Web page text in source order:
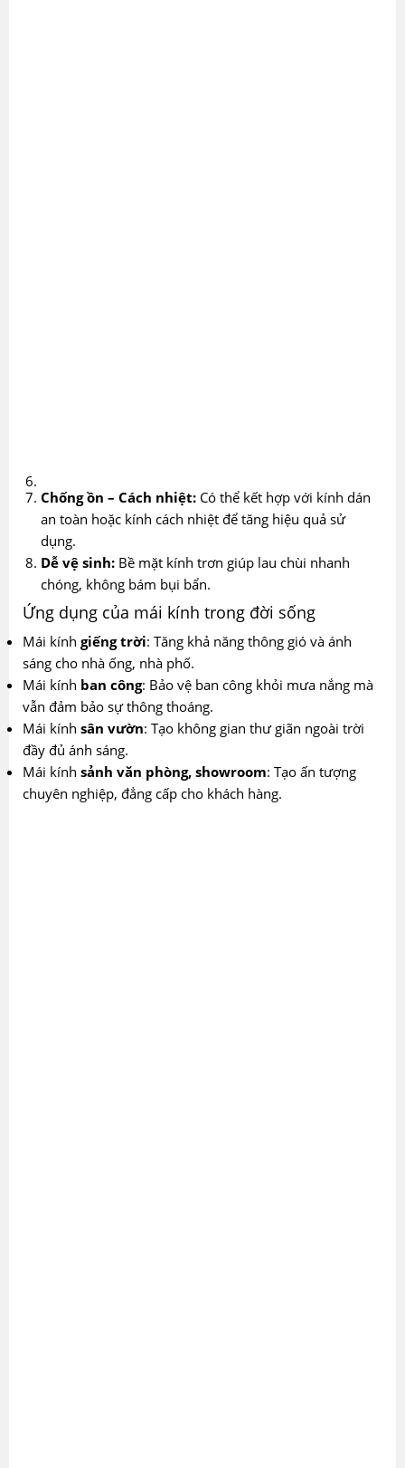
Chống ồn – Cách nhiệt: Có thể kết hợp với kính dán
an toàn hoặc kính cách nhiệt để tăng hiệu quả sử
dụng.
Dễ vệ sinh: Bề mặt kính trơn giúp lau chùi nhanh
chóng, không bám bụi bẩn.
Ứng dụng của mái kính trong đời sống
Mái kính giếng trời: Tăng khả năng thông gió và ánh
sáng cho nhà ống, nhà phố.
Mái kính ban công: Bảo vệ ban công khỏi mưa nắng mà
vẫn đảm bảo sự thông thoáng.
Mái kính sân vườn: Tạo không gian thư giãn ngoài trời
đầy đủ ánh sáng.
Mái kính sảnh văn phòng, showroom: Tạo ấn tượng
chuyên nghiệp, đẳng cấp cho khách hàng.